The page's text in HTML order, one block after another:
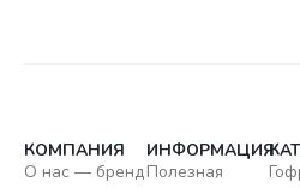
КОМПАНИЯ
О нас — бренд
ИНФОРМАЦИЯ
Полезная